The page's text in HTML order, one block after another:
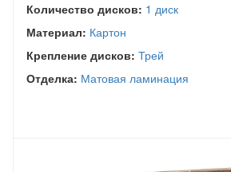
Количество дисков: 1 диск
Материал: Картон
Крепление дисков: Трей
Отделка: Матовая ламинация